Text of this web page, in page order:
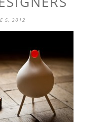
5, 2012